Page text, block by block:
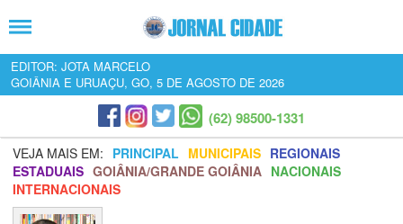
EDITOR: JOTA MARCELO
GOIÂNIA E URUAÇU, GO, 5 DE AGOSTO DE 2026
(62) 98500-1331
VEJA MAIS EM: PRINCIPAL MUNICIPAIS REGIONAIS
ESTADUAIS GOIÂNIA/GRANDE GOIÂNIA NACIONAIS
INTERNACIONAIS